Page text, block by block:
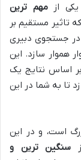
یکی ازمهم ترین
تاثیر مستقیم بر
در جستجوی دبیری
هموار سازد. این
بر اساس نتایج یک
تا به شما در این
است، و در این
سنگین ترین و